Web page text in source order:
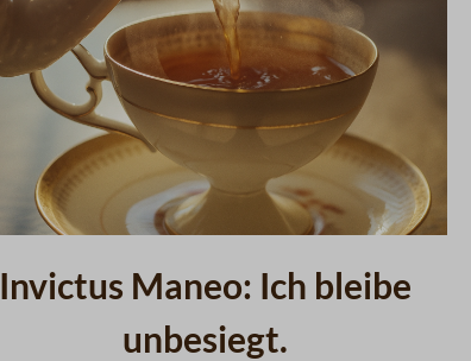
Invictus Maneo: Ich bleibe
unbesiegt.